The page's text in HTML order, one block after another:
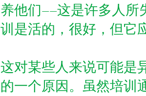
养他们——这是许多人所
训是活的，很好，但它
这对某些人来说可能是
的一个原因。虽然培训